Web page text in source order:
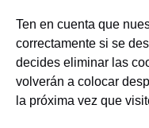
Ten en cuenta que
correctamente si se
decides eliminar las
volverán a colocar
la próxima vez que